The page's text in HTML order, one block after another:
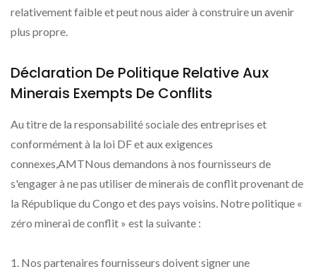
relativement faible et peut nous aider à construire un avenir
plus propre.
Déclaration De Politique Relative Aux
Minerais Exempts De Conflits
Au titre de la responsabilité sociale des entreprises et
conformément à la loi DF et aux exigences
connexes,AMTNous demandons à nos fournisseurs de
s'engager à ne pas utiliser de minerais de conflit provenant de
la République du Congo et des pays voisins. Notre politique «
zéro minerai de conflit » est la suivante :
1. Nos partenaires fournisseurs doivent signer une